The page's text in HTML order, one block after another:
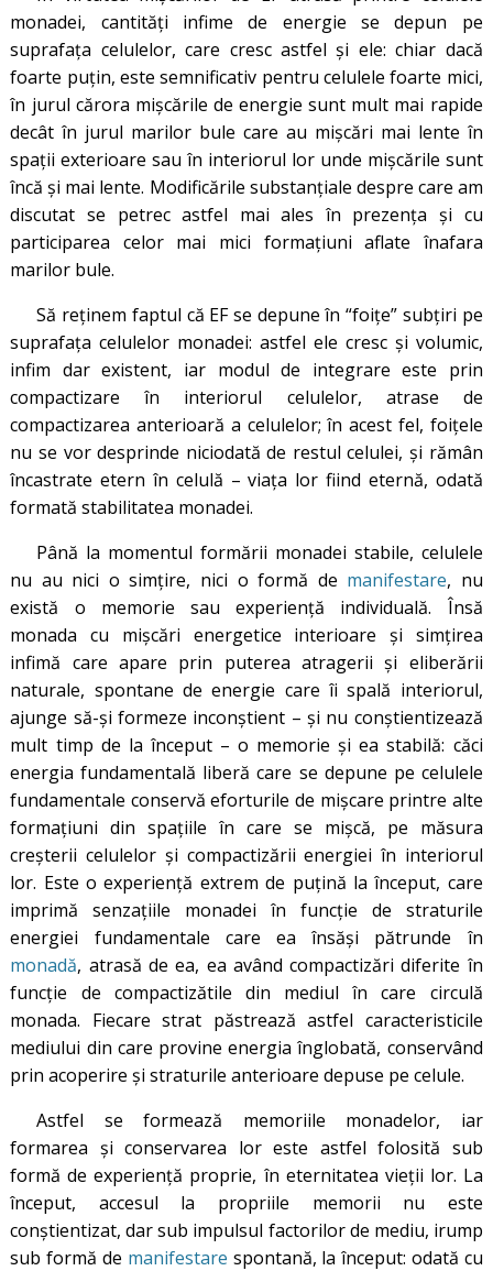
monadei, cantităţi infime de energie se depun pe
suprafaţa celulelor, care cresc astfel şi ele: chiar dacă
foarte puţin, este semnificativ pentru celulele foarte mici,
în jurul cărora mişcările de energie sunt mult mai rapide
decât în jurul marilor bule care au mişcări mai lente în
spaţii exterioare sau în interiorul lor unde mişcările sunt
încă şi mai lente. Modificările substanţiale despre care am
discutat se petrec astfel mai ales în prezenţa şi cu
participarea celor mai mici formaţiuni aflate înafara
marilor bule.
Să reţinem faptul că EF se depune în “foiţe” subţiri pe
suprafaţa celulelor monadei: astfel ele cresc şi volumic,
infim dar existent, iar modul de integrare este prin
compactizare în interiorul celulelor, atrase de
compactizarea anterioară a celulelor; în acest fel, foițele
nu se vor desprinde niciodată de restul celulei, și rămân
încastrate etern în celulă – viața lor fiind eternă, odată
formată stabilitatea monadei.
Până la momentul formării monadei stabile, celulele
nu au nici o simţire, nici o formă de manifestare, nu
există o memorie sau experienţă individuală. Însă
monada cu mişcări energetice interioare şi simţirea
infimă care apare prin puterea atragerii şi eliberării
naturale, spontane de energie care îi spală interiorul,
ajunge să-şi formeze inconştient – şi nu conştientizează
mult timp de la început – o memorie şi ea stabilă: căci
energia fundamentală liberă care se depune pe celulele
fundamentale conservă eforturile de mişcare printre alte
formaţiuni din spaţiile în care se mişcă, pe măsura
creşterii celulelor şi compactizării energiei în interiorul
lor. Este o experienţă extrem de puţină la început, care
imprimă senzaţiile monadei în funcţie de straturile
energiei fundamentale care ea însăşi pătrunde în
monadă, atrasă de ea, ea având compactizări diferite în
funcţie de compactizătile din mediul în care circulă
monada. Fiecare strat păstrează astfel caracteristicile
mediului din care provine energia înglobată, conservând
prin acoperire şi straturile anterioare depuse pe celule.
Astfel se formează memoriile monadelor, iar
formarea și conservarea lor este astfel folosită sub
formă de experienţă proprie, în eternitatea vieții lor. La
început, accesul la propriile memorii nu este
conștientizat, dar sub impulsul factorilor de mediu, irump
sub formă de manifestare spontană, la început: odată cu